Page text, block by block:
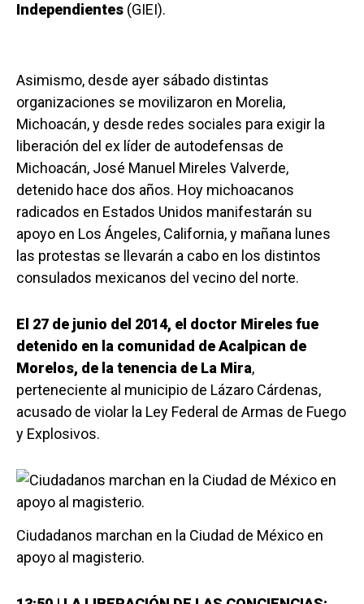
Independientes (GIEI).
Asimismo, desde ayer sábado distintas
organizaciones se movilizaron en Morelia,
Michoacán, y desde redes sociales para exigir la
liberación del ex líder de autodefensas de
Michoacán, José Manuel Mireles Valverde,
detenido hace dos años. Hoy michoacanos
radicados en Estados Unidos manifestarán su
apoyo en Los Ángeles, California, y mañana lunes
las protestas se llevarán a cabo en los distintos
consulados mexicanos del vecino del norte.
El 27 de junio del 2014, el doctor Mireles fue
detenido en la comunidad de Acalpican de
Morelos, de la tenencia de La Mira,
perteneciente al municipio de Lázaro Cárdenas,
acusado de violar la Ley Federal de Armas de Fuego
y Explosivos.
Ciudadanos marchan en la Ciudad de México en
apoyo al magisterio.